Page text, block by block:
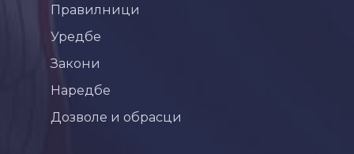
Правилници
Уредбе
Закони
Наредбе
Дозволе и обрасци